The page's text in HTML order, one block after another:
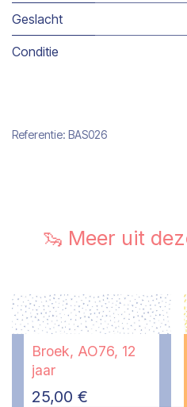
Geslacht
Conditie
Referentie: BAS026
🦦 Meer uit
Broek, AO76, 12
jaar
25,00 €